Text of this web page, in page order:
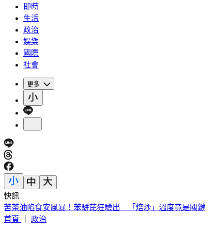
即時
生活
政治
娛樂
國際
社會
更多
快訊
城鎮韌性演習將登場！2賣場暫停行動支付 萬家福暫停營業
首頁
政治